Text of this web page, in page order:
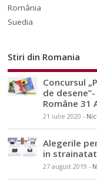
România
Suedia
Stiri din Romania
Concursul
de
Române 31
21 iulie 2020 -
Alegerile
in
27 august 2019 -